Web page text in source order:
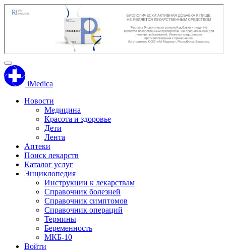
iMedica
Новости
Медицина
Красота и здоровье
Дети
Лента
Аптеки
Поиск лекарств
Каталог услуг
Энциклопедия
Инструкции к лекарствам
Справочник болезней
Справочник симптомов
Справочник операций
Термины
Беременность
МКБ-10
Войти